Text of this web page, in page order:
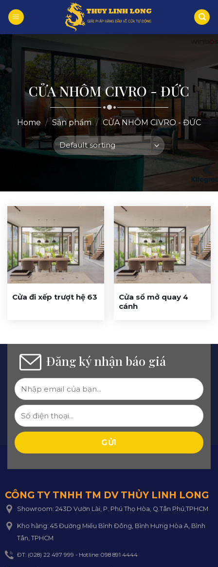
CỬA NHÔM CIVRO - ĐỨC
Home / Sản phẩm / CỬA NHÔM CIVRO - ĐỨC
Cửa đi xếp trượt hệ 63
Cửa sổ mở quay 4
cánh
Đăng ký nhận báo giá
CÔNG TY TNHH TM DV THỦY LINH LONG
Showroom: 243D Vườn Lài, P. Phú Thọ Hòa, Q.Tân Phú,TPHCM
Kho hàng: 45 Đường Miếu Bình Đông, Bình Hưng Hòa A, Bình
Tân, TPHCM
ĐT: (028) 22 497 999 - Hotline: 098 891 4444